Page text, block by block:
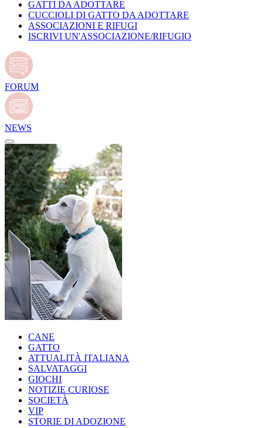
GATTI DA ADOTTARE
CUCCIOLI DI GATTO DA ADOTTARE
ASSOCIAZIONI E RIFUGI
ISCRIVI UN'ASSOCIAZIONE/RIFUGIO
FORUM
NEWS
CANE
GATTO
ATTUALITÀ ITALIANA
SALVATAGGI
GIOCHI
NOTIZIE CURIOSE
SOCIETÀ
VIP
STORIE DI ADOZIONE